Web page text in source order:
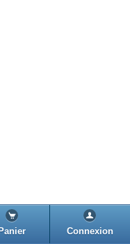
Panier Connexion